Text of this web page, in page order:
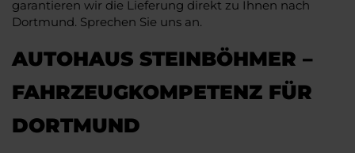
garantieren wir die Lieferung direkt zu Ihnen nach
Dortmund. Sprechen Sie uns an.
AUTOHAUS STEINBÖHMER –
FAHRZEUGKOMPETENZ FÜR
DORTMUND